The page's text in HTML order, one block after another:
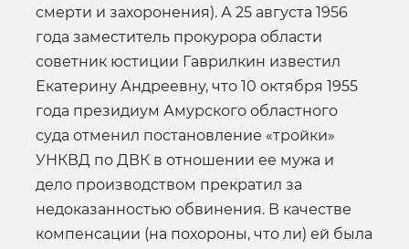
смерти и захоронения). А 25 августа 1956
года заместитель прокурора области
советник юстиции Гаврилкин известил
Екатерину Андреевну, что 10 октября 1955
года президиум Амурского областного
суда отменил постановление «тройки»
УНКВД по ДВК в отношении ее мужа и
дело производством прекратил за
недоказанностью обвинения. В качестве
компенсации (на похороны, что ли) ей была